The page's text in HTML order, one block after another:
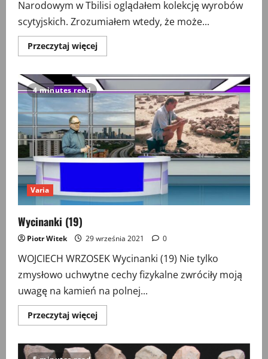
Narodowym w Tbilisi oglądałem kolekcję wyrobów
scytyjskich. Zrozumiałem wtedy, że może...
Przeczytaj więcejPrzeczytaj
więcej
(20)
4 minutes read
Varia
Wycinanki (19)
Piotr Witek 29 września 2021 0
WOJCIECH WRZOSEK Wycinanki (19) Nie tylko
zmysłowo uchwytne cechy fizykalne zwróciły moją
uwagę na kamień na polnej...
Przeczytaj więcejPrzeczytaj
więcej
(19)